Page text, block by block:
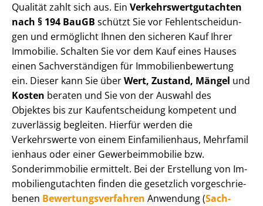
Qualität zahlt sich aus. Ein Ver­kehrs­wert­gut­ach­ten
nach § 194 BauGB schützt Sie vor Fehl­ent­schei­dun­
gen und ermöglicht Ihnen den sicheren Kauf Ihrer
Immobilie. Schalten Sie vor dem Kauf eines Hauses
einen Sach­ver­stän­di­gen für Im­mo­bi­li­en­be­wer­tung
ein. Dieser kann Sie überWert, Zustand, Mängel und
Kosten beraten und Sie von der Auswahl des
Objektes bis zur Kauf­ent­schei­dung kompetent und
zuverlässig begleiten. Hierfür werden die
Verkehrswerte von einem Einfamilienhaus, Mehr­fa­mi­l
i­en­haus oder einer Ge­wer­be­im­mo­bi­lie bzw.
Sonderimmobilie ermittelt. Bei der Erstellung von Im­
mo­bi­li­en­gut­ach­ten finden die gesetzlich vor­ge­schrie­
be­nen Be­wer­tungs­ver­fah­ren Anwendung (Sach­